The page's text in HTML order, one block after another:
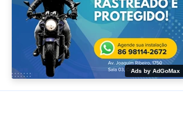
Ads by AdGoMax